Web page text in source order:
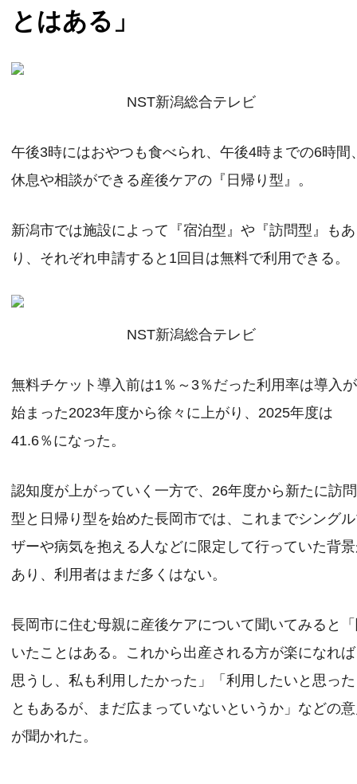
とはある」
NST新潟総合テレビ
午後3時にはおやつも食べられ、午後4時までの6時間
休息や相談ができる産後ケアの『日帰り型』。
新潟市では施設によって『宿泊型』や『訪問型』もあ
り、それぞれ申請すると1回目は無料で利用できる。
NST新潟総合テレビ
無料チケット導入前は1％～3％だった利用率は導入が
始まった2023年度から徐々に上がり、2025年度は
41.6％になった。
認知度が上がっていく一方で、26年度から新たに訪問
型と日帰り型を始めた長岡市では、これまでシング
ザーや病気を抱える人などに限定して行っていた背
あり、利用者はまだ多くはない。
長岡市に住む母親に産後ケアについて聞いてみると
いたことはある。これから出産される方が楽になれ
思うし、私も利用したかった」「利用したいと思っ
ともあるが、まだ広まっていないというか」などの
が聞かれた。